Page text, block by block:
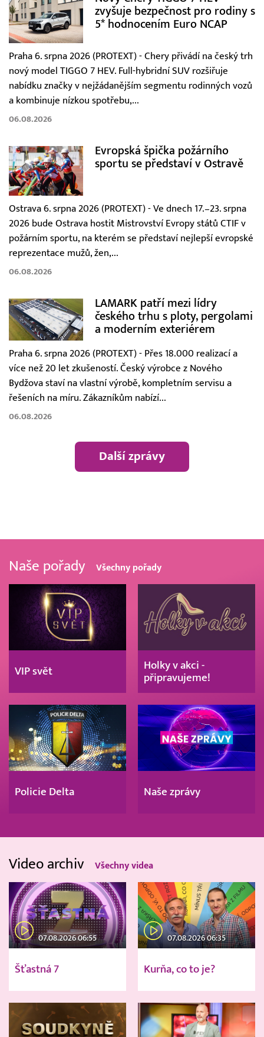
zvyšuje bezpečnost pro rodiny s
5* hodnocením Euro NCAP
Praha 6. srpna 2026 (PROTEXT) - Chery přivádí na český trh
nový model TIGGO 7 HEV. Full-hybridní SUV rozšiřuje
nabídku značky v nejžádanějším segmentu rodinných vozů
a kombinuje nízkou spotřebu,...
06.08.2026
Evropská špička požárního
sportu se představí v Ostravě
Ostrava 6. srpna 2026 (PROTEXT) - Ve dnech 17.–23. srpna
2026 bude Ostrava hostit Mistrovství Evropy států CTIF v
požárním sportu, na kterém se představí nejlepší evropské
reprezentace mužů, žen,...
06.08.2026
LAMARK patří mezi lídry
českého trhu s ploty, pergolami
a moderním exteriérem
Praha 6. srpna 2026 (PROTEXT) - Přes 18.000 realizací a
více než 20 let zkušeností. Český výrobce z Nového
Bydžova staví na vlastní výrobě, kompletním servisu a
řešeních na míru. Zákazníkům nabízí...
06.08.2026
Další zprávy
Naše pořady Všechny pořady
VIP svět
Holky v akci -
připravujeme!
Policie Delta Naše zprávy
Video archiv Všechny videa
07.08.2026 06:55
Šťastná 7
07.08.2026 06:35
Kurňa, co to je?